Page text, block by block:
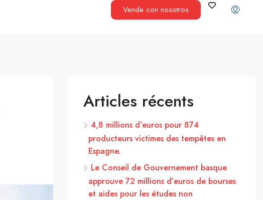
Vende con nosotros
Articles récents
4,8 millions d’euros pour 874
producteurs victimes des tempêtes en
Espagne.
Le Conseil de Gouvernement basque
approuve 72 millions d’euros de bourses
et aides pour les études non